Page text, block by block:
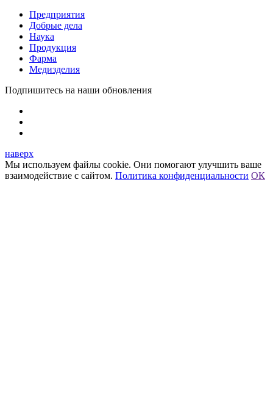
Предприятия
Добрые дела
Наука
Продукция
Фарма
Медизделия
Подпишитесь на наши обновления
наверх
Мы используем файлы cookie. Они помогают улучшить ваше
взаимодействие с сайтом. Политика конфиденциальности ОК